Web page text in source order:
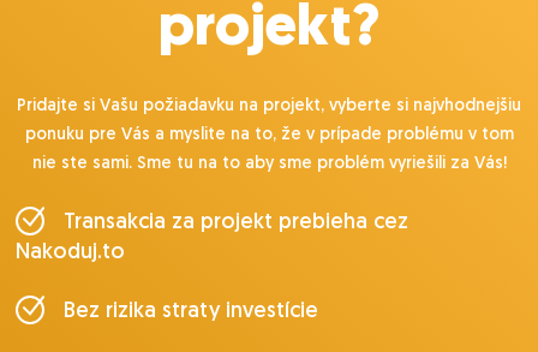
projekt?
Pridajte si Vašu požiadavku na projekt, vyberte si najvhodnejšiu
ponuku pre Vás a myslite na to, že v prípade problému v tom
nie ste sami. Sme tu na to aby sme problém vyriešili za Vás!
Transakcia za projekt prebieha cez
Nakoduj.to
Bez rizika straty investície